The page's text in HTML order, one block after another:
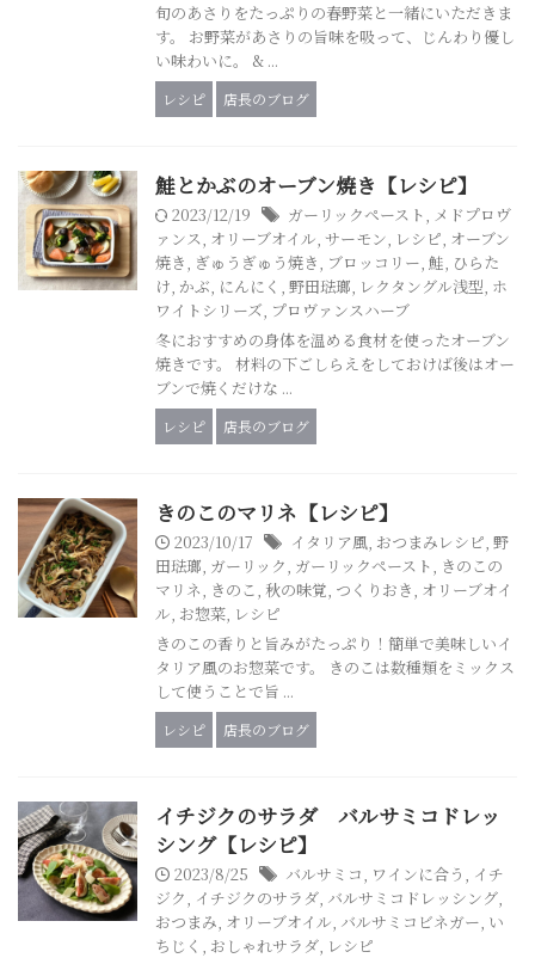
旬のあさりをたっぷりの春野菜と一緒にいただきま
す。 お野菜があさりの旨味を吸って、じんわり優し
い味わいに。 & ...
レシピ 店長のブログ
鮭とかぶのオーブン焼き【レシピ】
2023/12/19 ガーリックペースト, メドプロヴ
ァンス, オリーブオイル, サーモン, レシピ, オーブン
焼き, ぎゅうぎゅう焼き, ブロッコリー, 鮭, ひらた
け, かぶ, にんにく , 野田琺瑯, レクタングル浅型, ホ
ワイトシリーズ, プロヴァンスハーブ
冬におすすめの身体を温める食材を使ったオーブン
焼きです。 材料の下ごしらえをしておけば後はオー
ブンで焼くだけな ...
レシピ 店長のブログ
きのこのマリネ【レシピ】
2023/10/17 イタリア風, おつまみレシピ, 野
田琺瑯, ガーリック, ガーリックペースト, きのこの
マリネ, きのこ, 秋の味覚, つくりおき, オリーブオイ
ル, お惣菜, レシピ
きのこの香りと旨みがたっぷり！簡単で美味しいイ
タリア風のお惣菜です。 きのこは数種類をミックス
して使うことで旨 ...
レシピ 店長のブログ
イチジクのサラダ バルサミコドレッ
シング【レシピ】
2023/8/25 バルサミコ, ワインに合う , イチ
ジク, イチジクのサラダ, バルサミコドレッシング,
おつまみ, オリーブオイル, バルサミコビネガー, い
ちじく , おしゃれサラダ, レシピ